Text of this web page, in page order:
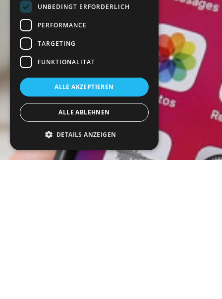
UNBEDINGT ERFORDERLICH
PERFORMANCE
TARGETING
FUNKTIONALITÄT
ALLE AKZEPTIEREN
ALLE ABLEHNEN
DETAILS ANZEIGEN